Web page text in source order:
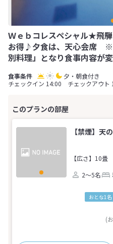
Ｗｅｂコレスペシャル★飛
お得♪夕食は、天心会席
別料理」となり食事内容が
夕・朝食付き
チェックイン 14:00 チェックアウト
【禁煙】
【広さ】10畳
2～5名
おとな1名
(